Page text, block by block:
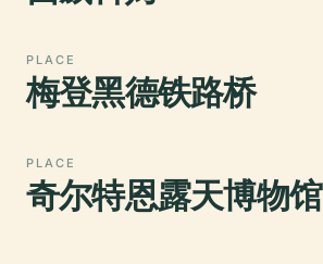
PLACE
梅登黑德铁路桥
PLACE
奇尔特恩露天博物馆